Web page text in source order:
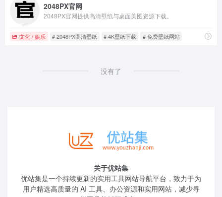
2048PX官网
2048PX官网提供高清壁纸与桌面美图资源下载。
文化 / 娱乐 # 2048PX高清壁纸 # 4K壁纸下载 # 免费壁纸网站
没有了
关于优站集
优站集是一个持续更新的实用工具网站导航平台，致力于为
用户精选高质量的 AI 工具、办公资源和实用网站，减少寻